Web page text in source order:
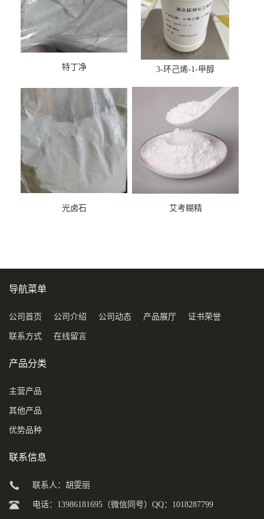
特丁净 3-环己烯-1-甲醇
光卤石 艾考糊精
导航菜单
公司首页 公司介绍 公司动态 产品展厅 证书荣誉
联系方式 在线留言
产品分类
主营产品
其他产品
优势品种
联系信息
联系人：胡雯丽
电话：13986181695（微信同号）QQ：1018287799